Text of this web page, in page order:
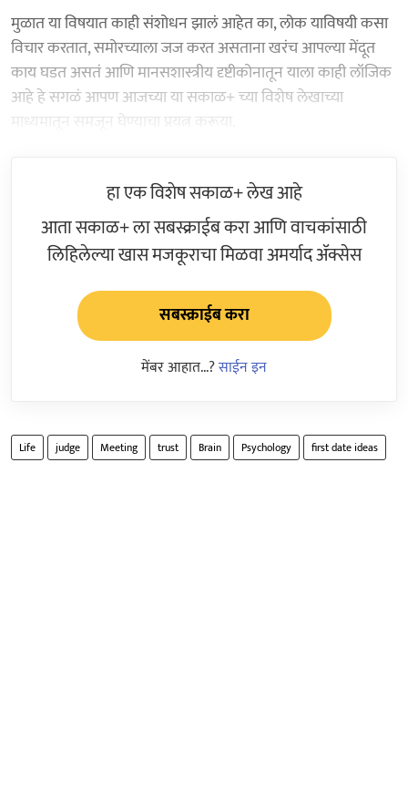
मुळात या विषयात काही संशोधन झालं आहेत का, लोक याविषयी कसा
विचार करतात, समोरच्याला जज करत असताना खरंच आपल्या मेंदूत
काय घडत असतं आणि मानसशास्त्रीय दृष्टीकोनातून याला काही लॉजिक
आहे हे सगळं आपण आजच्या या सकाळ+ च्या विशेष लेखाच्या
माध्यमातून समजून घेण्याचा प्रयत्न करूया.
हा एक विशेष सकाळ+ लेख आहे
आता सकाळ+ ला सबस्क्राईब करा आणि वाचकांसाठी
लिहिलेल्या खास मजकूराचा मिळवा अमर्याद ॲक्सेस
सबस्क्राईब करा
मेंबर आहात...?साईन इन
Life judge Meeting trust Brain Psychology first date ideas